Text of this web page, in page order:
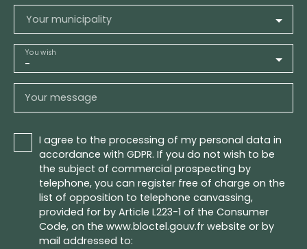
Your municipality
-
You wish
Your message
I agree to the processing of my personal data in
accordance with GDPR. If you do not wish to be
the subject of commercial prospecting by
telephone, you can register free of charge on the
list of opposition to telephone canvassing,
provided for by Article L223-1 of the Consumer
Code, on the www.bloctel.gouv.fr website or by
mail addressed to: